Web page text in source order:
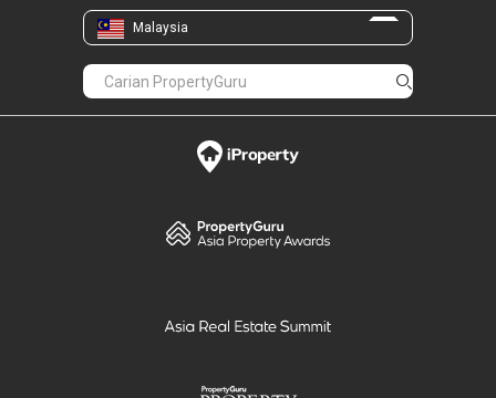
Malaysia